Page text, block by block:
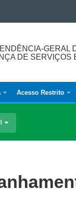
GERAL
DE SERVIÇOS
Acesso Restrito